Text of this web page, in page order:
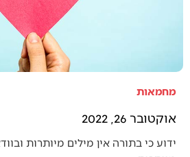
מחמאות
אוקטובר 26, 2022
ידוע כי בתורה אין מילים מיותרות